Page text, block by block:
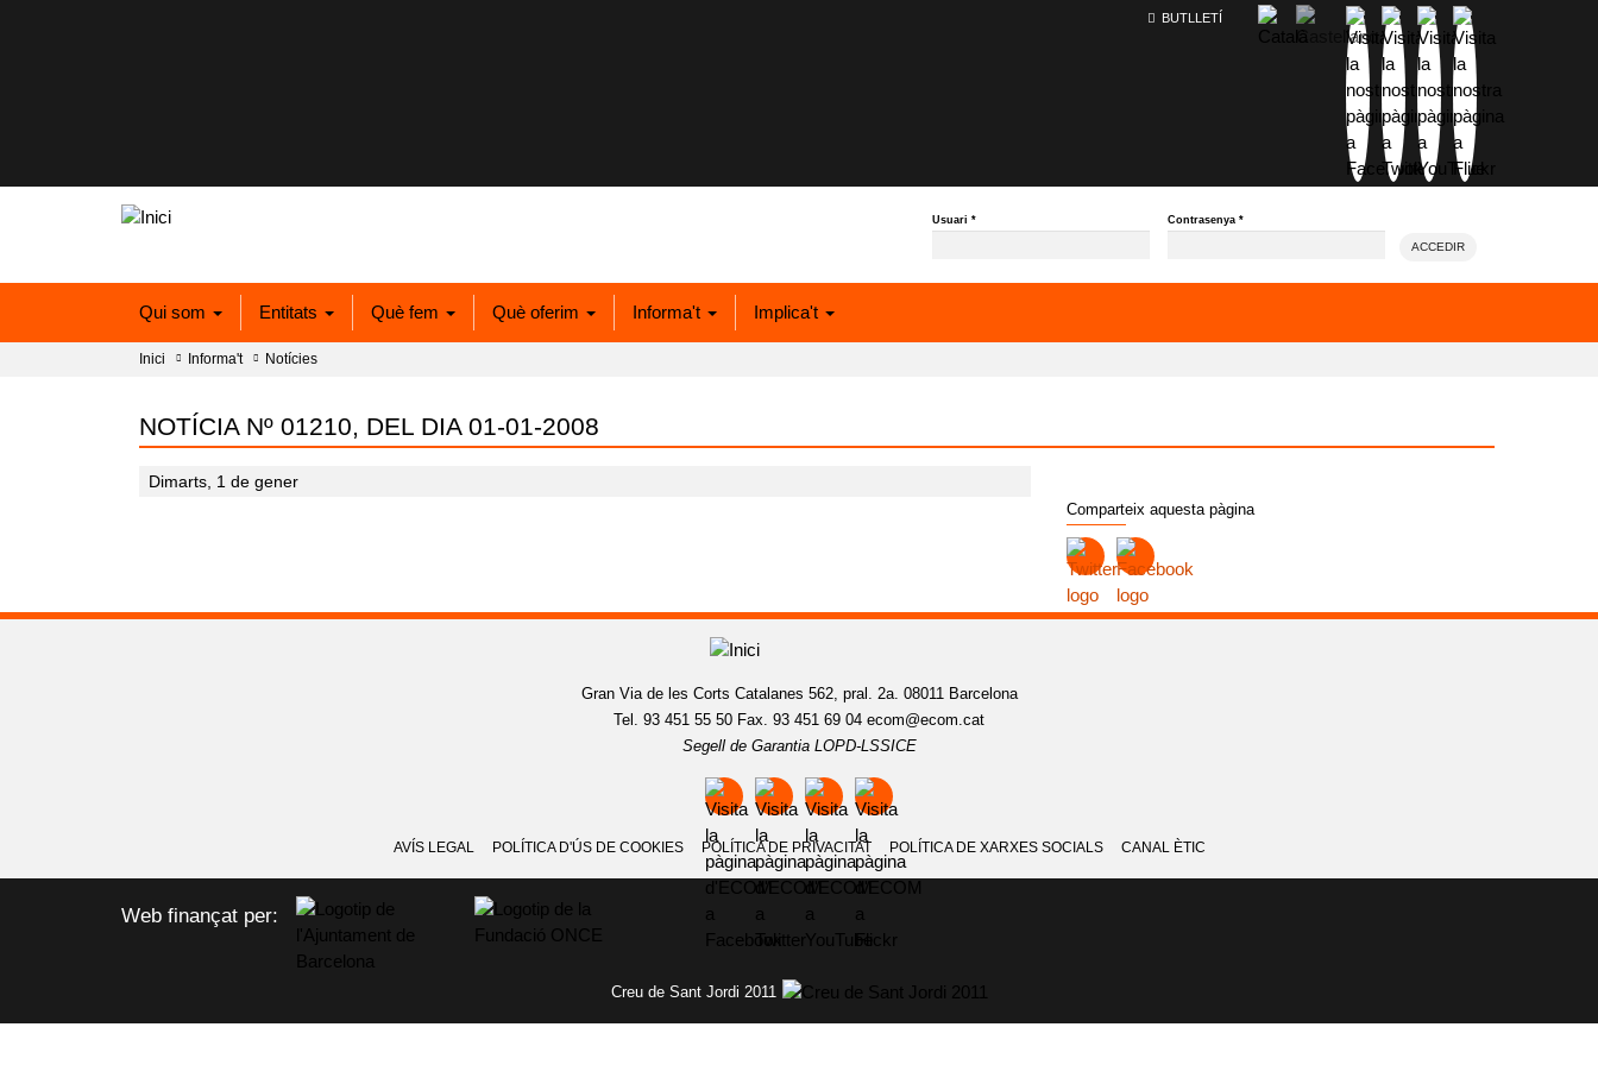
BUTLLETÍ
Usuari* Contrasenya*
ACCEDIR
Qui som Entitats Què fem Què oferim Informa't Implica't
Inici Informa't Notícies
NOTÍCIA Nº 01210, DEL DIA 01-01-2008
Dimarts, 1 de gener
Comparteix aquesta pàgina
Gran Via de les Corts Catalanes 562, pral. 2a. 08011 Barcelona
Tel. 93 451 55 50 Fax. 93 451 69 04 ecom@ecom.cat
Segell de Garantia LOPD-LSSICE
AVÍS LEGAL POLÍTICA D'ÚS DE COOKIES POLÍTICA DE PRIVACITAT POLÍTICA DE XARXES SOCIALS CANAL ÈTIC
Web finançat per:
Creu de Sant Jordi 2011